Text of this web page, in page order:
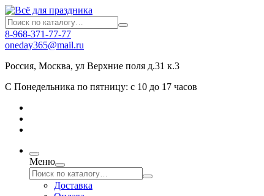
8-968-371-77-77
oneday365@mail.ru
Россия, Москва, ул Верхние поля д.31 к.3
С Понедельника по пятницу: с 10 до 17 часов
Меню
Доставка